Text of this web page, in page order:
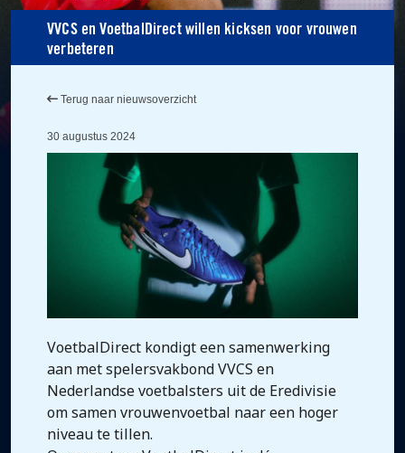
VVCS en VoetbalDirect willen kicksen voor vrouwen
verbeteren
Terug naar nieuwsoverzicht
30 augustus 2024
VoetbalDirect kondigt een samenwerking
aan met spelersvakbond VVCS en
Nederlandse voetbalsters uit de Eredivisie
om samen vrouwenvoetbal naar een hoger
niveau te tillen.